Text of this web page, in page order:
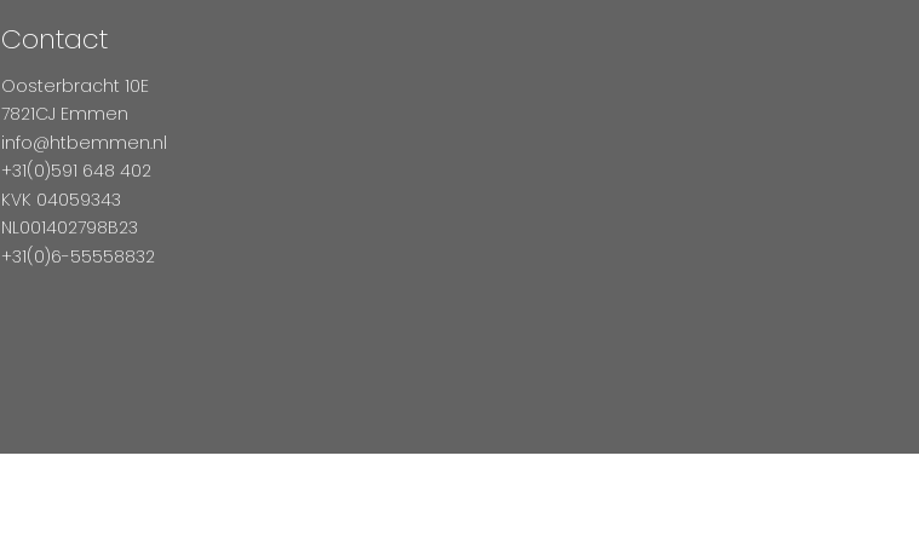
Contact
Oosterbracht 10E
7821CJ Emmen
info@htbemmen.nl
+31(0)591 648 402
KVK 04059343
NL001402798B23
+31(0)6-55558832